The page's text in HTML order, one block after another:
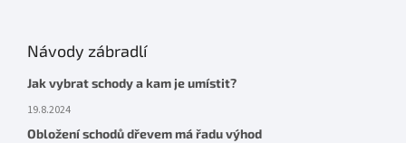
Návody zábradlí
Jak vybrat schody a kam je umístit?
19.8.2024
Obložení schodů dřevem má řadu výhod